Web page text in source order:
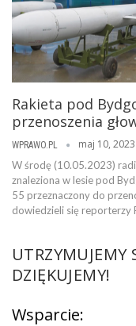
Rakieta pod
przenoszenia
WPRAWO.PL maj 10, 2023
W środę (10.05.2023)
znaleziona w lesie pod
55 przeznaczony do
dowiedzieli się reporterzy
UTRZYMUJEMY
DZIĘKUJEMY!
Wsparcie: